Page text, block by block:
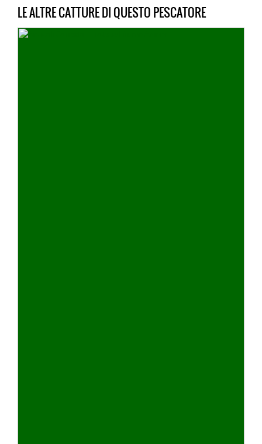
LE ALTRE CATTURE DI QUESTO PESCATORE